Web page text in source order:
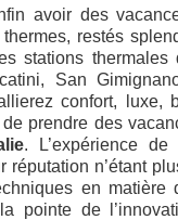
avoir des
thermes, restés
stations thermales
San
confort, luxe,
prendre des
. L’expérience
réputation n’étant
en matière
pointe de